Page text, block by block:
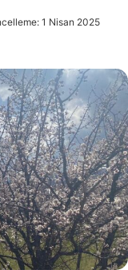
1 Nisan 2025